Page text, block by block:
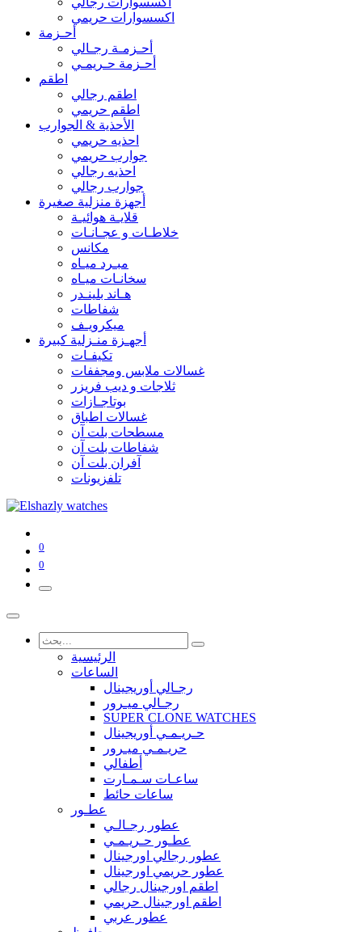
اكسسوارات حريمي
أحـزمة
أحـزمـة رجـالي
أحـزمة حـريمـي
اطقم
اطقم رجالي
اطقم حريمي
الأحذية & الجوارب
احذيه حريمي
جوارب حريمي
احذيه رجالي
جوارب رجالي
أجهزة منزلية صغيرة
قلايـة هوائيـة
خلاطـات و عجـانـات
مكانس
مبـرد ميـاه
سخانـات ميـاه
هـاند بلينـدر
شفاطات
ميكرويـف
أجهـزة منـزلية كبيرة
تكيفـات
غسالات ملابس ومجففات
ثلاجات و ديب فريزر
بوتاجـازات
غسالات اطباق
مسطحات بلت آن
شفاطات بلت آن
آفران بلت آن
تلفزيونات
0
0
الرئيسية
الساعات
رجـالي أوريجينال
رجـالي ميـرور
SUPER CLONE WATCHES
حـريـمـي أوريجينال
حريـمـي ميـرور
أطفالي
ساعـات سـمـارت
ساعات حائط
عطـور
عطور رجـالـي
عطـور حـريـمـي
عطور رجالي اورجينال
عطور حريمي اورجينال
اطقم اورجينال رجالي
اطقم اورجينال حريمي
عطور عربي